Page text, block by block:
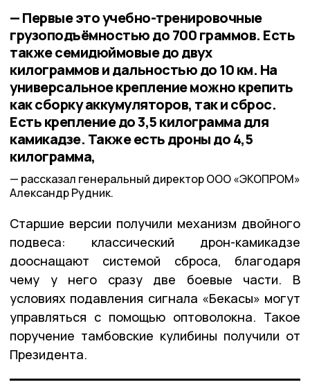
— Первые это учебно-тренировочные
грузоподъёмностью до 700 граммов. Есть
также семидюймовые до двух
килограммов и дальностью до 10 км. На
универсальное крепление можно крепить
как сборку аккумуляторов, так и сброс.
Есть крепление до 3,5 килограмма для
камикадзе. Также есть дроны до 4,5
килограмма,
рассказал генеральный директор ООО «ЭКОПРОМ»
Александр Рудник.
Старшие версии получили механизм двойного
подвеса: классический дрон-камикадзе
дооснащают системой сброса, благодаря
чему у него сразу две боевые части. В
условиях подавления сигнала «Бекасы» могут
управляться с помощью оптоволокна. Такое
поручение тамбовские кулибины получили от
Президента.